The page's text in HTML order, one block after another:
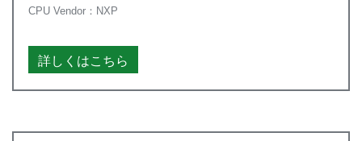
CPU Vendor：NXP
詳しくはこちら